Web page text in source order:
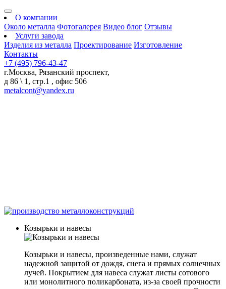
О компании
Около металла Фотогалерея Видео блог Отзывы
Услуги завода
Изделия из металла Проектирование Изготовление
Контакты
+7 (495) 796-43-47
г.Москва, Рязанский проспект,
д 86 \ 1, стр.1 , офис 506
metalcont@yandex.ru
Козырьки и навесы
Козырьки и навесы, произведенные нами, служат
надежной защитой от дождя, снега и прямых солнечных
лучей. Покрытием для навеса служат листы сотового
или монолитного поликарбоната, из-за своей прочности